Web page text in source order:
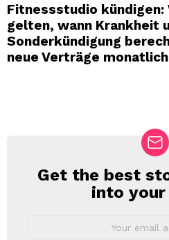
Fitnessstudio kündigen:
gelten, wann Krankheit
Sonderkündigung
neue Verträge
NEWSLETTER
Get the best
into your